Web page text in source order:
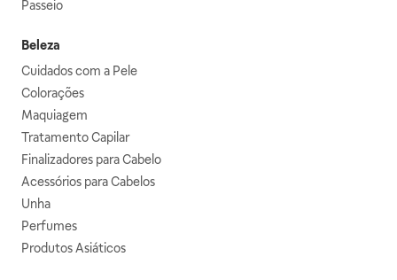
Passeio
Beleza
Cuidados com a Pele
Colorações
Maquiagem
Tratamento Capilar
Finalizadores para Cabelo
Acessórios para Cabelos
Unha
Perfumes
Produtos Asiáticos